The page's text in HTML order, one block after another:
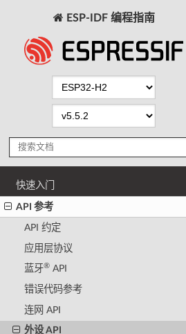
ESP-IDF 编程指南
快速入门
API 参考
API 约定
应用层协议
蓝牙®API
错误代码参考
连网 API
外设 API